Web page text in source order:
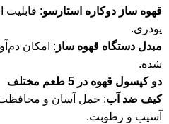
قهوه ساز دوکاره استارسو: قابلیت
پودری.
مبدل دستگاه قهوه ساز : امکان
شده.
دو کپسول قهوه در 5 طعم مختلف
کیف ضد آب: حمل آسان و محافظت
آسیب و رطوبت.